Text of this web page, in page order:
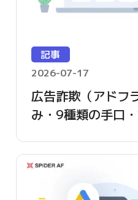
記事
2026-07-17
広告詐欺（アドフ
み・9種類の手口